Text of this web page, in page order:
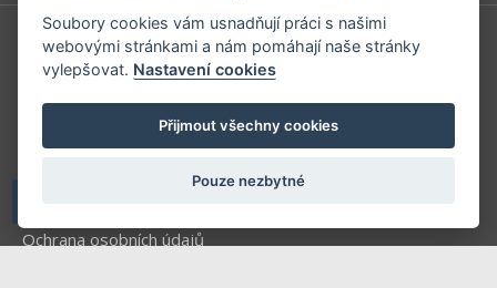
Redakce
Předplatné
Inzerce v časopise
Ochrana osobních údajů
Soubory cookies vám usnadňují práci s našimi
webovými stránkami a nám pomáhají naše stránky
vylepšovat. Nastavení cookies
Přijmout všechny cookies
Pouze nezbytné